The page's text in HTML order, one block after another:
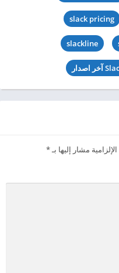
slack pricing
slackline
مشار إليها بـ*